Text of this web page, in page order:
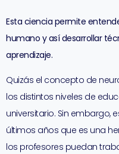
Esta ciencia permite
humano y así desarrollar
aprendizaje.
Quizás el concepto de
los distintos niveles de
universitario. Sin embargo,
últimos años que es una
los profesores puedan